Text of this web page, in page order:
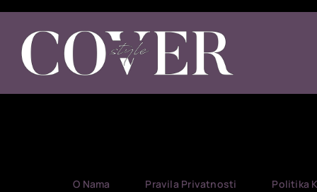
O Nama Pravila Privatnosti Politika